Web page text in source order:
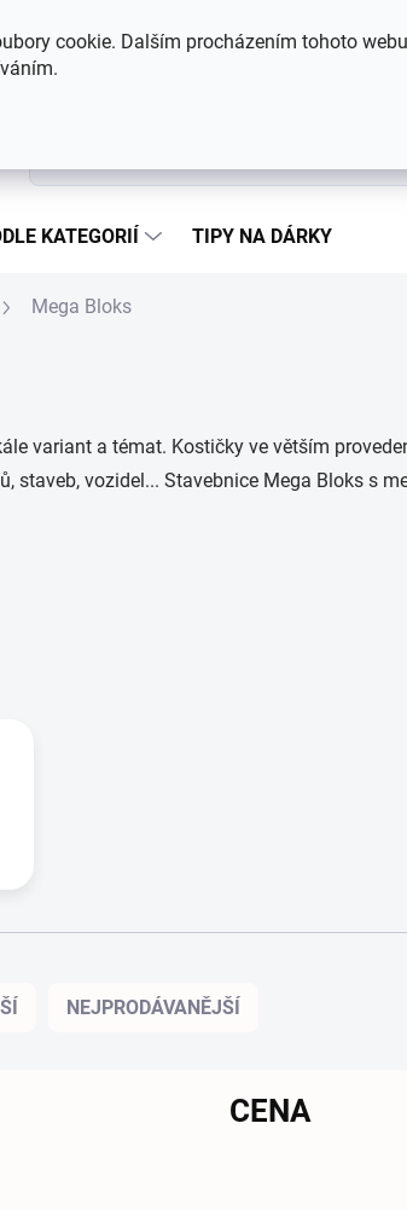
cookie. Dalším procházením tohoto
Hodnocení obchodu Kontakty
KATEGORIÍ TIPY NA DÁRKY
Mega Bloks
variant a témat. Kostičky ve větším
staveb, vozidel... Stavebnice Mega Bloks s
NEJPRODÁVANĚJŠÍ
CENA